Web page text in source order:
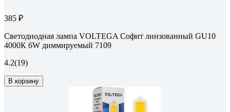
385 ₽
Светодиодная лампа VOLTEGA Софит линзованный GU10
4000К 6W диммируемый 7109
4.2(19)
В корзину